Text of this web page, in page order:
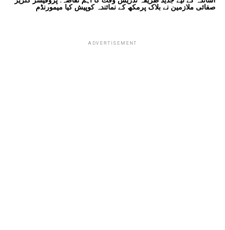
صفائی ملازمین نے بلاک پرمکھ کے نمائندہ کوپیش کیا میمورنڈم
ADVERTISEMENT